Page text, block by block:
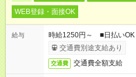
WEB登録・面接OK
給与
時給1250円～ ■日払い
交通費別途支給あり
交通費 交通費全額支給